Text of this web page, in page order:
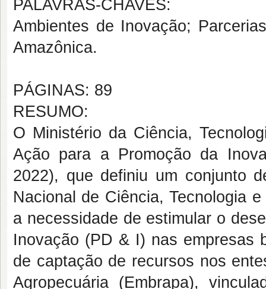
PALAVRAS-CHAVES:
Ambientes de Inovação;
Amazônica.
PÁGINAS: 89
RESUMO:
O Ministério da Ciência,
Ação para a Promoção da
2022), que definiu um conjunto
Nacional de Ciência, Tecnologia
a necessidade de estimular o
Inovação (PD & I) nas empresas
de captação de recursos nos
Agropecuária (Embrapa),